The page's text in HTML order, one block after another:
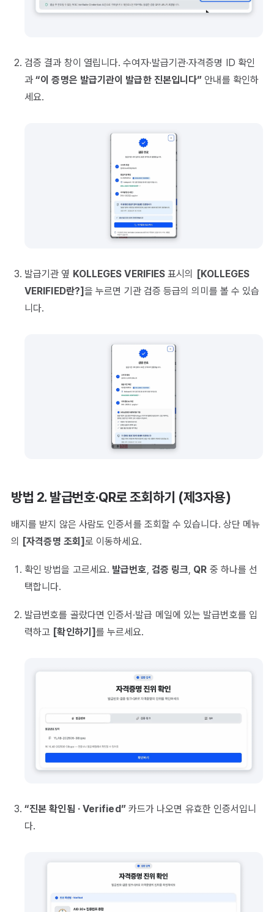
검증 결과 창이 열립니다. 수여자·발급기관·자격증명 ID 확인
과“이 증명은 발급기관이 발급한 진본입니다” 안내를 확인하
세요.
발급기관 옆 KOLLEGES VERIFIES 표시의
[KOLLEGES
VERIFIED란?]을 누르면 기관 검증 등급의 의미를 볼 수 있습
니다.
방법 2. 발급번호·QR로 조회하기 (제3자용)
배지를 받지 않은 사람도 인증서를 조회할 수 있습니다. 상단 메뉴
의
[자격증명 조회]로 이동하세요.
확인 방법을 고르세요. 발급번호, 검증 링크, QR 중 하나를 선
택합니다.
발급번호를 골랐다면 인증서·발급 메일에 있는 발급번호를 입
력하고 [확인하기] 를 누르세요.
“진본 확인됨 · Verified”카드가 나오면 유효한 인증서입니
다.